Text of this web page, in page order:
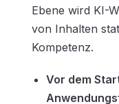
Ebene wird KI-
von Inhalten
Kompetenz.
Vor dem